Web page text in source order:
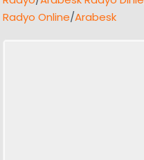
Radyo Online/Arabesk